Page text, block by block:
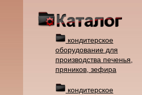
кондитерское
оборудование для
производства печенья,
пряников, зефира
кондитерское